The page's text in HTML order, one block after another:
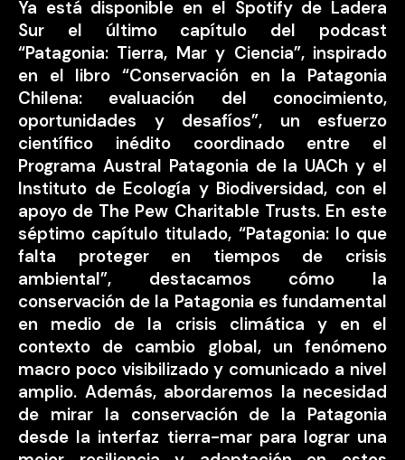
Ya está disponible en el Spotify de Ladera
Sur el último capítulo del podcast
“Patagonia: Tierra, Mar y Ciencia”, inspirado
en el libro “Conservación en la Patagonia
Chilena: evaluación del conocimiento,
oportunidades y desafíos”, un esfuerzo
científico inédito coordinado entre el
Programa Austral Patagonia de la UACh y el
Instituto de Ecología y Biodiversidad, con el
apoyo de The Pew Charitable Trusts. En este
séptimo capítulo titulado, “Patagonia: lo que
falta proteger en tiempos de crisis
ambiental”, destacamos cómo la
conservación de la Patagonia es fundamental
en medio de la crisis climática y en el
contexto de cambio global, un fenómeno
macro poco visibilizado y comunicado a nivel
amplio. Además, abordaremos la necesidad
de mirar la conservación de la Patagonia
desde la interfaz tierra-mar para lograr una